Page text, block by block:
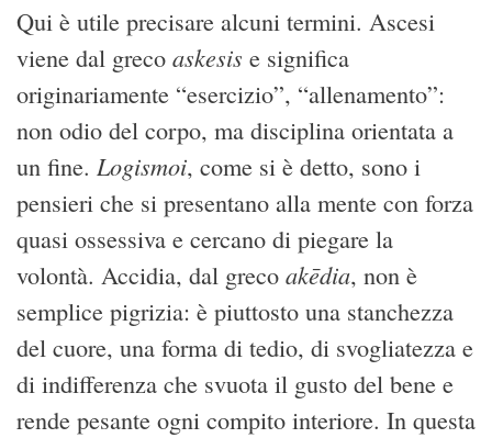
Qui è utile precisare alcuni termini. Ascesi
viene dal greco askesis e significa
originariamente “esercizio”, “allenamento”:
non odio del corpo, ma disciplina orientata a
un fine. Logismoi, come si è detto, sono i
pensieri che si presentano alla mente con forza
quasi ossessiva e cercano di piegare la
volontà. Accidia, dal greco akēdia, non è
semplice pigrizia: è piuttosto una stanchezza
del cuore, una forma di tedio, di svogliatezza e
di indifferenza che svuota il gusto del bene e
rende pesante ogni compito interiore. In questa